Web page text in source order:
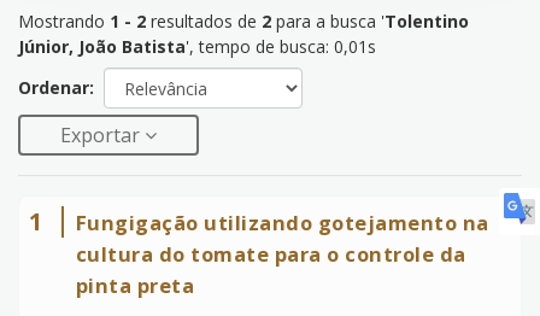
Mostrando 1 - 2 resultados de 2 para a busca 'Tolentino
Júnior, João Batista', tempo de busca: 0,01s
Ordenar:
Exportar
1
Fungigação utilizando gotejamento na
cultura do tomate para o controle da
pinta preta